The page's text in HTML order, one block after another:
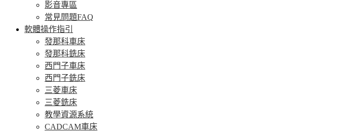
影音專區
常見問題FAQ
軟體操作指引
發那科車床
發那科銑床
西門子車床
西門子銑床
三菱車床
三菱銑床
教學資源系統
CADCAM車床